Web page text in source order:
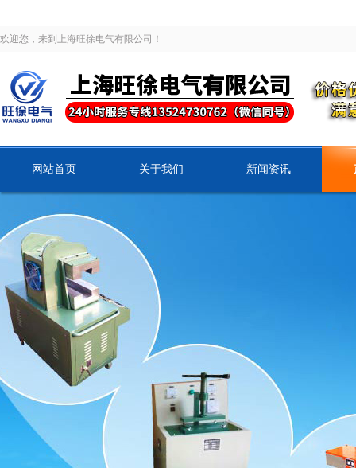
欢迎您，来到上海旺徐电气有限公司！
网站首页 关于我们 新闻资讯